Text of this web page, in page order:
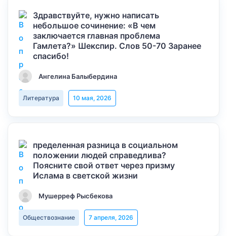
Здравствуйте, нужно написать
небольшое сочинение: «В чем
заключается главная проблема
Гамлета?» Шекспир. Слов 50-70 Заранее
спасибо!
Ангелина Балыбердина
Литература 10 мая, 2026
пределенная разница в социальном
положении людей справедлива?
Поясните свой ответ через призму
Ислама в светской жизни
Мушерреф Рысбекова
Обществознание 7 апреля, 2026